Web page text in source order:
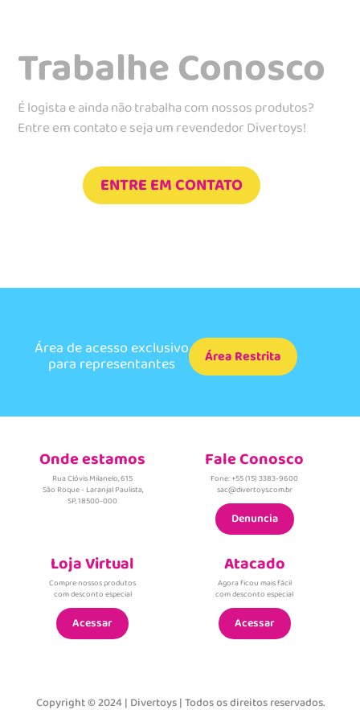
Trabalhe Conosco
É logista e ainda não trabalha com nossos produtos?
Entre em contato e seja um revendedor Divertoys!
ENTRE EM CONTATO
Área de acesso exclusivo
para representantes Área Restrita
Onde estamos
Rua Clóvis Milanelo, 615
São Roque - Laranjal Paulista,
SP, 18500-000
Fale Conosco
Fone: +55 (15) 3383-9600
sac@divertoys.com.br
Denuncia
Loja Virtual
Compre nossos produtos
com desconto especial
Acessar
Atacado
Agora ficou mais fácil
com desconto especial
Acessar
Copyright © 2024 | Divertoys | Todos os direitos reservados.